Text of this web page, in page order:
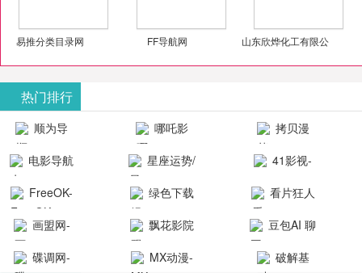
易推分类目录网 FF导航网
山东欣烨化工有限公
热门排行
顺为导
航-办公运营
哪吒影
院-哪吒影院
提供最新、
最全的高清
电影、电视
剧、动漫和
拷贝漫
画-官网
动漫综合
电影导航
- 免费看电影
就来这！ | 快
导航网-免费
看电影就来
星座运势/
最星座/美国
神婆星座网
41影视-
聚合最近好
看的电视剧
最新电影网
站-41影视为
FreeOK-
FreeOK影视
官网-最新影
视资源|追剧
绿色下载
吧
看片狂人
- 高清视频资
源免费在线
观看
画盟网-
画师联盟官
飘花影院
网
豆包AI 聊
天智能对话
碟调网-
MX动漫-
破解基